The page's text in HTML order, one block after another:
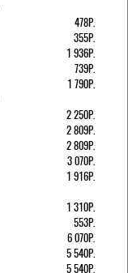
478Р.
355Р.
1 936Р.
739Р.
1 790Р.
2 250Р.
2 809Р.
2 809Р.
3 070Р.
1 916Р.
1 310Р.
553Р.
6 070Р.
5 540Р.
5 540Р.